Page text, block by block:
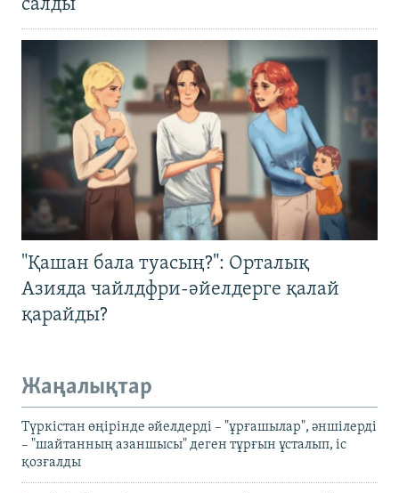
салды
"Қашан бала туасың?": Орталық
Азияда чайлдфри-әйелдерге қалай
қарайды?
Жаңалықтар
Түркістан өңірінде әйелдерді – "ұрғашылар", әншілерді
– "шайтанның азаншысы" деген тұрғын ұсталып, іс
қозғалды